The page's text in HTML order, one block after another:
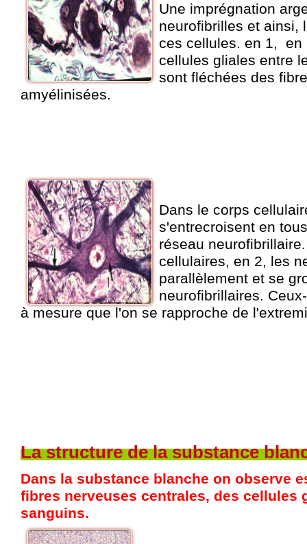
Une imprégnation
neurofibrilles et ainsi,
ces cellules. en 1, en
cellules gliales entre
sont fléchées des
amyélinisées.
Dans le corps
s'entrecroisent en
réseau
cellulaires, en 2, les
parallèlement et se
neurofibrillaires.
à mesure que l'on se rapproche de
La structure de la substance
Dans la substance blanche on observe
fibres nerveuses centrales, des cellules
sanguins.